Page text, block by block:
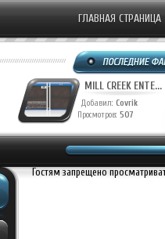
ГЛАВНАЯ СТРАНИЦА
MILL CREEK ENTE...
Добавил: Covrik
Просмотров: 507
Гостям запрещено